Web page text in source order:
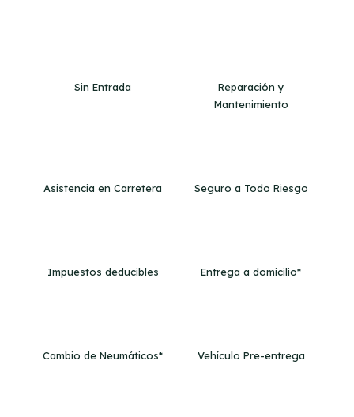
Sin Entrada
Reparación y
Mantenimiento
Asistencia en Carretera Seguro a Todo Riesgo
Impuestos deducibles Entrega a domicilio*
Cambio de Neumáticos* Vehículo Pre-entrega